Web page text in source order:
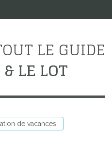
LE GUIDE
LE LOT
de vacances